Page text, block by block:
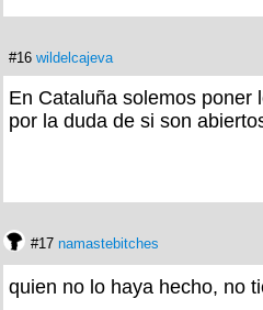
#16 wildelcajeva
En Cataluña solemos poner
por la duda de si son
#17 namastebitches
quien no lo haya hecho, no